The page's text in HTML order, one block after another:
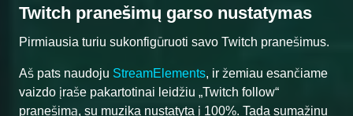
Twitch pranešimų garso nustatymas
Pirmiausia turiu sukonfigūruoti savo Twitch pranešimus.
Aš pats naudoju StreamElements, ir žemiau esančiame
vaizdo įraše pakartotinai leidžiu „Twitch follow“
pranešimą, su muzika nustatyta į 100%. Tada sumažinu